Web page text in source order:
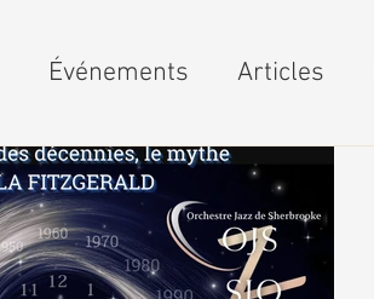
Événements Articles